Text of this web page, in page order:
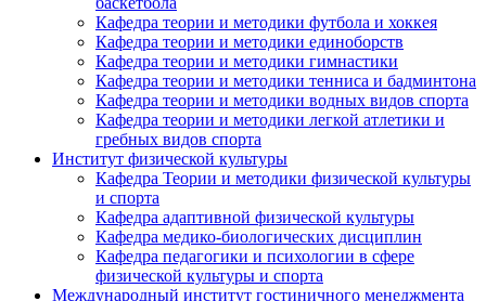
Кафедра теории и методики футбола и хоккея
Кафедра теории и методики единоборств
Кафедра теории и методики гимнастики
Кафедра теории и методики тенниса и бадминтона
Кафедра теории и методики водных видов спорта
Кафедра теории и методики легкой атлетики и
гребных видов спорта
Институт физической культуры
Кафедра Теории и методики физической культуры
и спорта
Кафедра адаптивной физической культуры
Кафедра медико-биологических дисциплин
Кафедра педагогики и психологии в сфере
физической культуры и спорта
Международный институт гостиничного менеджмента